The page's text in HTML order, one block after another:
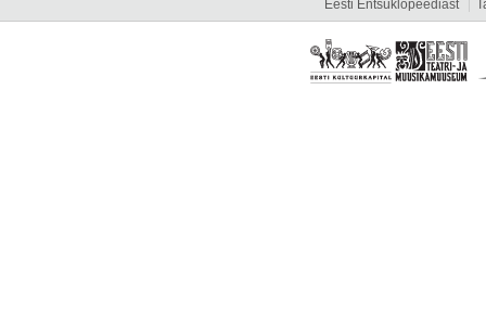
Eesti Entsüklopeediast